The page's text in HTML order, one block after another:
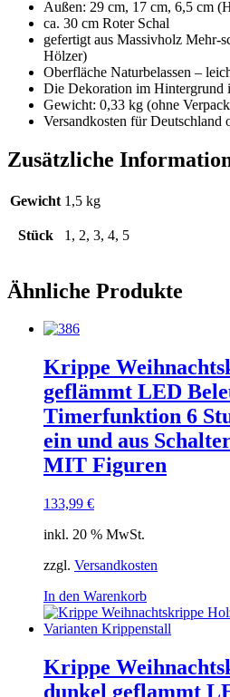
Außen: 29 cm, 17 cm, 6,5 cm
ca. 30 cm Roter Schal
gefertigt aus Massivholz Mehr-
Hölzer)
Oberfläche Naturbelassen –
Die Dekoration im Hintergrund
Gewicht: 0,33 kg (ohne
Versandkosten für Deutschland
Zusätzliche
Gewicht 1,5 kg
Stück 1, 2, 3, 4, 5
Ähnliche Produkte
Krippe
geflämmt LED
Timerfunktion 6
ein und aus
MIT Figuren
133,99 €
inkl. 20 % MwSt.
zzgl. Versandkosten
In den Warenkorb
Krippe
dunkel geflammt